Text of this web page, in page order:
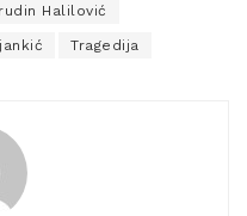
Halilović
Tragedija